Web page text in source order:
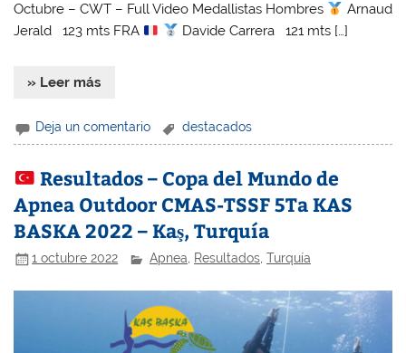
Octubre – CWT – Full Video Medallistas Hombres
Arnaud
Jerald 123 mts FRA
Davide Carrera 121 mts […]
» Leer más
Deja un comentario destacados
Resultados – Copa del Mundo de
Apnea Outdoor CMAS-TSSF 5Ta KAS
BASKA 2022 – Kaş, Turquía
1 octubre 2022 Apnea Resultados ,Turquía